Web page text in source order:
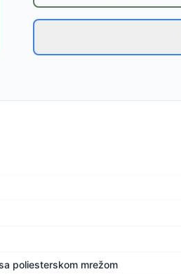
poliesterskom mrežom